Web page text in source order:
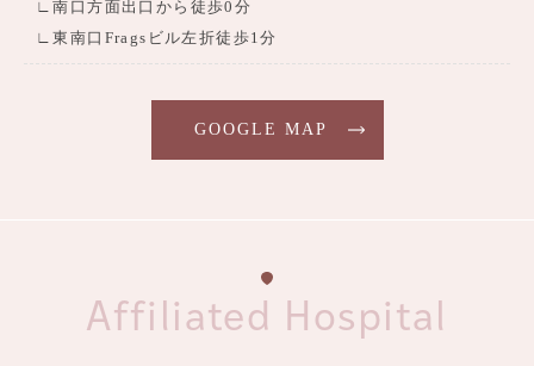
∟南口方面出口から徒歩0分
∟東南口Fragsビル左折徒歩1分
GOOGLE MAP
Affiliated Hospital